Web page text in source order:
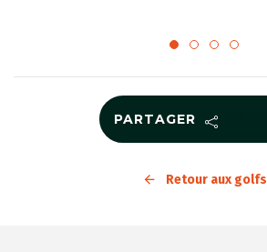
PARTAGER
Retour aux golfs